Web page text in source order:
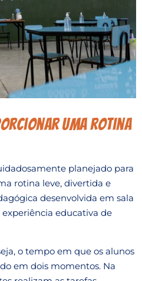
uma rotina
planejado para
rotina leve, divertida e
desenvolvida em sala
educativa de
o tempo em que os alunos
em dois momentos. Na